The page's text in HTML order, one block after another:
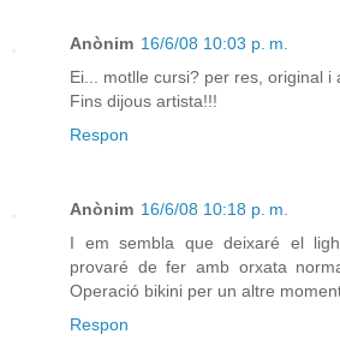
Anònim 16/6/08 10:03 p. m.
Ei... motlle cursi? per res, original i
Fins dijous artista!!!
Respon
Anònim 16/6/08 10:18 p. m.
I em sembla que deixaré el
provaré de fer amb orxata
Operació bikini per un altre
Respon